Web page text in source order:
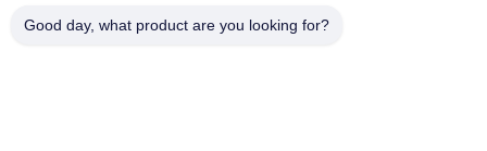
Good day, what product are you looking for?